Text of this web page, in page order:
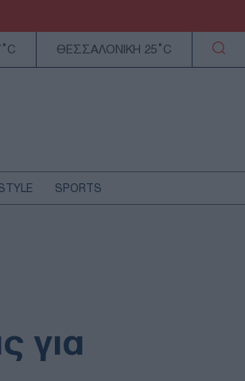
ΘΕΣΣΑΛΟΝΙΚΗ 25°C
SPORTS
για